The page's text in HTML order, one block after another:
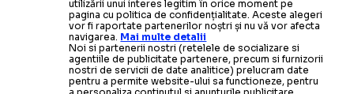
Citește mai mult
Citește mai mult
seara!”
Citește mai mult
mai putea spune?!”
Citește mai mult
din Conference League
Citește mai mult
utilizării unui interes legitim în orice moment pe
pagina cu politica de confidențialitate. Aceste alegeri
vor fi raportate partenerilor noștri și nu vă vor afecta
navigarea. Mai multe detalii
Noi si partenerii nostri (retelele de socializare si
agentiile de publicitate partenere, precum si furnizorii
nostri de servicii de date analitice) prelucram date
pentru a permite website-ului sa functioneze, pentru